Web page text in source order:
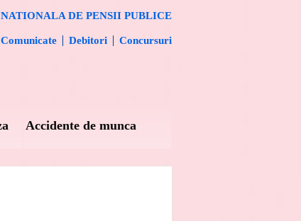
DE PENSII PUBLICE
Comunicate Debitori Concursuri
Accidente de munca